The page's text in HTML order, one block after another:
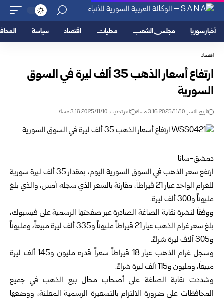
أخبار سوريا مجلس الشعب محليات اقتصاد سياسة
اقتصاد
ارتفاع أسعار الذهب 35 ألف ليرة في السوق
السورية
تاريخ النشر: 2025/11/10 3:16 مساءً اخر تحديث: 2025/11/10 3:16 مساءً
دمشق-سانا
ارتفع سعر الذهب في السوق السورية اليوم، بمقدار 35 ألف ليرة سورية
للغرام الواحد عيار 21 قيراطاً، مقارنة بالسعر الذي سجله أمس، والذي بلغ
مليوناً و300 ألف ليرة.
ووفقاً لنشرة نقابة الصاغة الصادرة عبر صفحتها الرسمية على فيسبوك،
بلغ سعر غرام الذهب عيار 21 قيراطاً مليوناً و335 ألف ليرة مبيعاً، ومليوناً
و305 آلاف ليرة شراءً.
وسجل غرام الذهب عيار 18 قيراطاً سعراً قدره مليون و145 ألف ليرة
مبيعاً، ومليون و115 ألف ليرة شراءً.
وشددت نقابة الصاغة على أصحاب محال بيع الذهب في جميع
المحافظات على ضرورة الالتزام بالتسعيرة الرسمية المعلنة، ووضعها